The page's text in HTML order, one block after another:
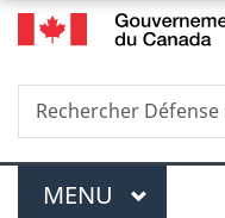
Recherche
Rechercher
Défense
Menu
MENU PRINCIPAL